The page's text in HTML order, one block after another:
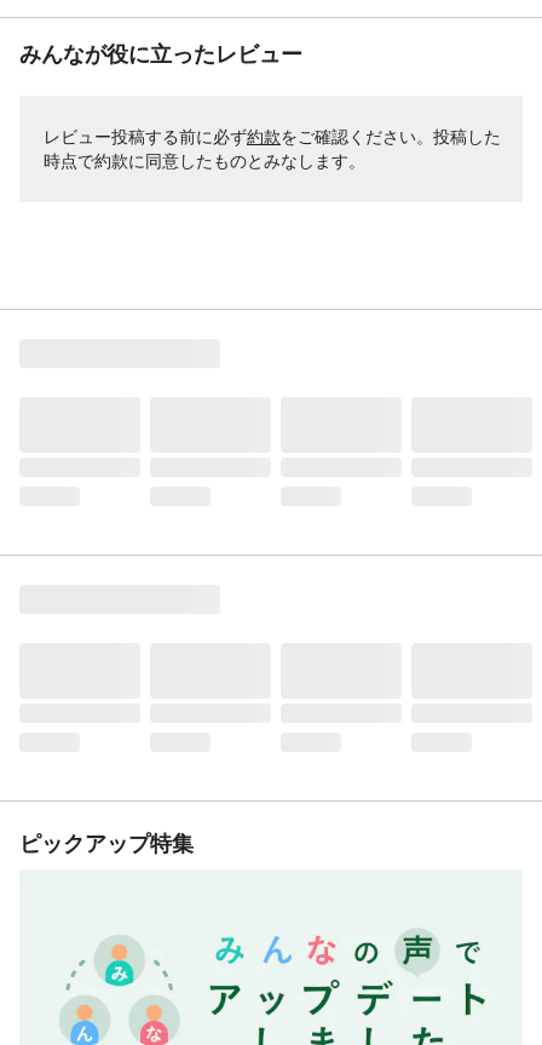
みんなが役に立ったレビュー
レビュー投稿する前に必ず約款をご確認ください。投稿した
時点で約款に同意したものとみなします。
ピックアップ特集